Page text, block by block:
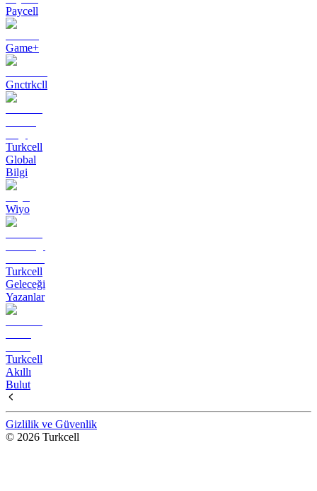
Paycell
Game+
Gnctrkcll
Turkcell
Global
Bilgi
Wiyo
Turkcell
Geleceği
Yazanlar
Turkcell
Akıllı
Bulut
Gizlilik ve Güvenlik
© 2026 Turkcell